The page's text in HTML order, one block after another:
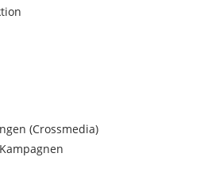
(Crossmedia)